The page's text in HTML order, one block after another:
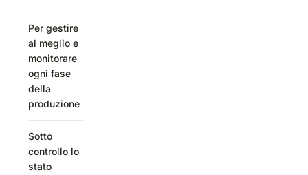
Per gestire
al meglio e
monitorare
ogni fase
della
produzione
Sotto
controllo lo
stato